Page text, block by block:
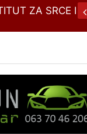
ZA SRCE I